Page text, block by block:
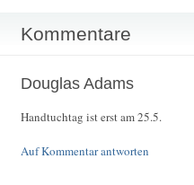
Kommentare
Douglas Adams
Handtuchtag ist erst am 25.5.
Auf Kommentar antworten